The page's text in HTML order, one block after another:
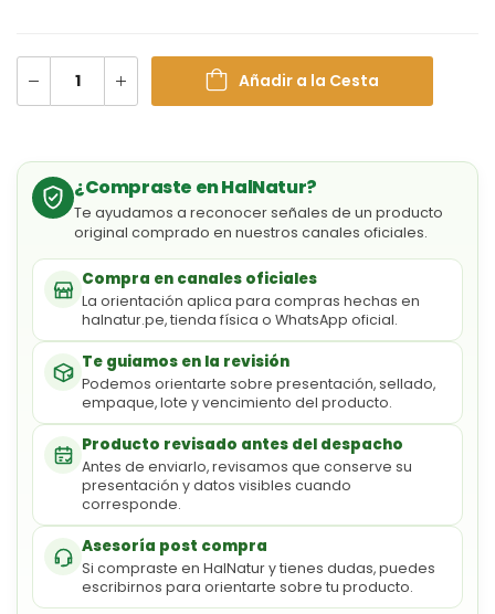
Añadir a la Cesta
¿Compraste en HalNatur?
Te ayudamos a reconocer señales de un producto
original comprado en nuestros canales oficiales.
Compra en canales oficiales
La orientación aplica para compras hechas en
halnatur.pe, tienda física o WhatsApp oficial.
Te guiamos en la revisión
Podemos orientarte sobre presentación, sellado,
empaque, lote y vencimiento del producto.
Producto revisado antes del despacho
Antes de enviarlo, revisamos que conserve su
presentación y datos visibles cuando
corresponde.
Asesoría post compra
Si compraste en HalNatur y tienes dudas, puedes
escribirnos para orientarte sobre tu producto.